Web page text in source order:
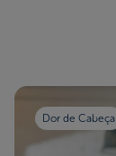
Dor de Cabeça